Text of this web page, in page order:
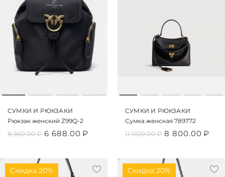
СУМКИ И РЮКЗАКИ
Рюкзак женский Z99Q-2
8 360.00₽ 6 688.00 ₽
СУМКИ И РЮКЗАКИ
Сумка женская 789772
11 000.00₽ 8 800.00 ₽
Скидка 20% Скидка 20%